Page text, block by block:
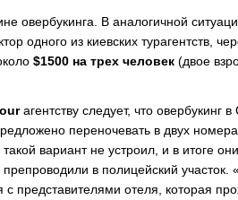
овербукинга. В аналогичной
одного из киевских турагентств,
$1500 на трех человек (двое
агентству следует, что овербукинг
переночевать в двух
вариант не устроил, и в итоге
в полицейский
с представителями отеля, которая